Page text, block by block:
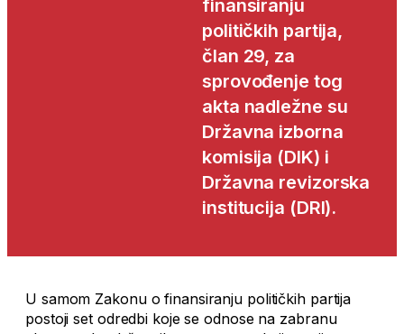
finansiranju
političkih partija,
član 29, za
sprovođenje tog
akta nadležne su
Državna izborna
komisija (DIK) i
Državna revizorska
institucija (DRI).
U samom Zakonu o finansiranju političkih partija
postoji set odredbi koje se odnose na zabranu